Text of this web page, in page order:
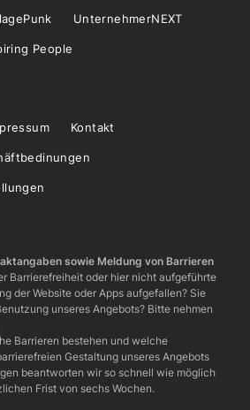
UnternehmerNEXT
People
Kontakt
sowie Meldung von Barrieren
Barrierefreiheit oder hier nicht aufgeführte
der Website oder Apps aufgefallen? Sie
unseres Angebots? Bitte nehmen
Barrieren bestehen und welche
Gestaltung unseres Angebots
beantworten wir so schnell wie möglich
Frist von sechs Wochen.